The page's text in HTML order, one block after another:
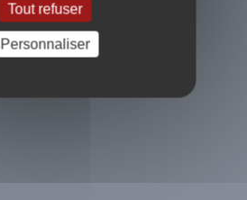
important
Tout refuser
Personnaliser